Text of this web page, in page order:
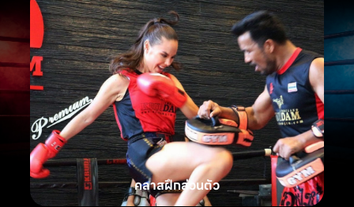
คลาสฝึกส่วนตัว